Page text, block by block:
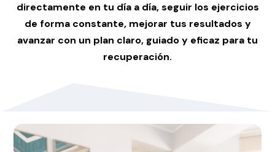
directamente en tu día a día, seguir los ejercicios
de forma constante, mejorar tus resultados y
avanzar con un plan claro, guiado y eficaz para tu
recuperación.